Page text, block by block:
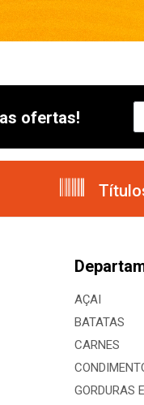
ofertas!
AÇAI
BATATAS
CARNES
GORDURAS